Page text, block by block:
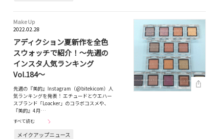
Make Up
2022.02.28
アディクション夏新作を全色
スウォッチで紹介！～先週の
インスタ人気ランキング
Vol.184～
先週の『美的』Instagram（@bitekicom）人
気ランキングを発表！ エチュードとウエハー
スブランド「Loacker」のコラボコスメや、
『美的』4月…
すべて読む
メイクアップニュース